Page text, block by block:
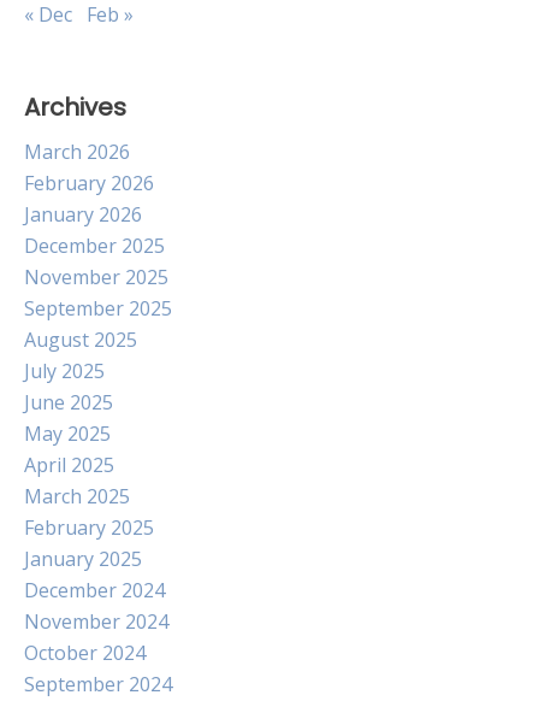
« Dec Feb »
Archives
March 2026
February 2026
January 2026
December 2025
November 2025
September 2025
August 2025
July 2025
June 2025
May 2025
April 2025
March 2025
February 2025
January 2025
December 2024
November 2024
October 2024
September 2024